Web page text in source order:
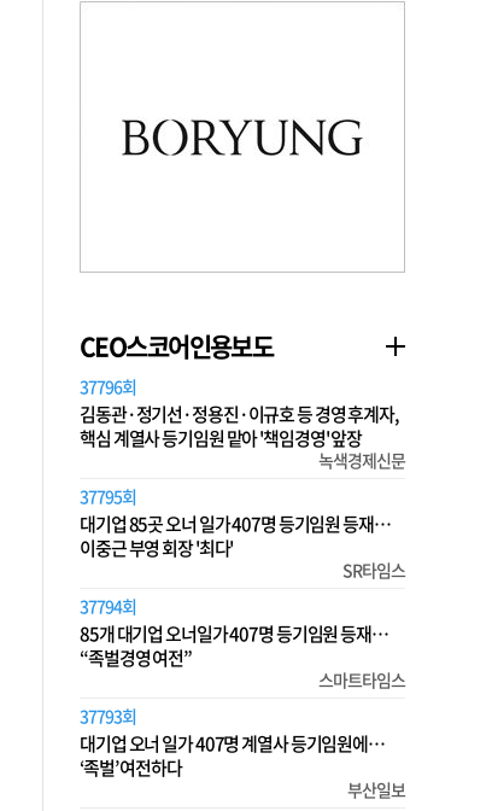
CEO스코어인용보도
37796회
김동관·정기선·정용진·이규호 등 경영 후계자,
핵심 계열사 등기임원 맡아 '책임경영' 앞장
녹색경제신문
37795회
대기업 85곳 오너 일가 407명 등기임원 등재…
이중근 부영 회장 '최다'
SR타임스
37794회
85개 대기업 오너일가 407명 등기임원 등재…
“족벌경영 여전”
스마트타임스
37793회
대기업 오너 일가 407명 계열사 등기임원에…
‘족벌’ 여전하다
부산일보